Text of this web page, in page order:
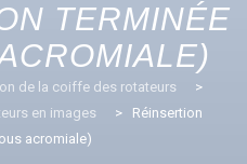
TERMINÉE
de la coiffe des rotateurs
>
en images
>
Réinsertion
acromiale)